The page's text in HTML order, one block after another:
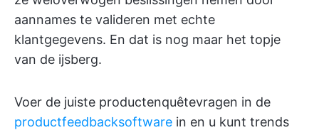
aannames te valideren met echte
klantgegevens. En dat is nog maar het topje
van de ijsberg.
Voer de juiste productenquêtevragen in de
productfeedbacksoftware in en u kunt trends